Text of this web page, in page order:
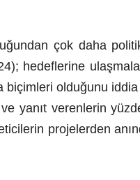
çok daha
hedeflerine
olduğunu
verenlerin yüzde
projelerden